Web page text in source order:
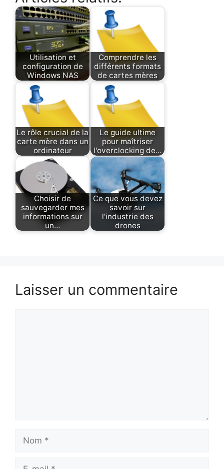
Utilisation et
configuration de
Windows NAS
Comprendre les
différents formats
de cartes mères
Le rôle crucial de la
carte mère dans un
ordinateur
Le guide ultime
pour maîtriser
l'overclocking de…
Choisir de
sauvegarder mes
informations sur
un…
Ce que vous devez
savoir sur
l'industrie des
drones
Laisser un commentaire
Nom